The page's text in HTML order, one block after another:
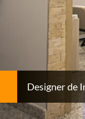
Designer de